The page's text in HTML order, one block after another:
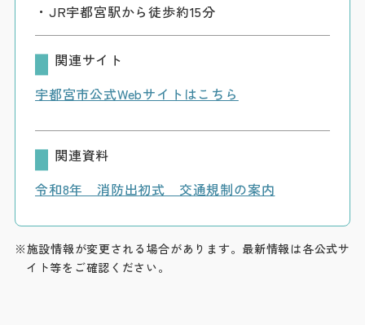
・JR宇都宮駅から徒歩約15分
関連サイト
宇都宮市公式Webサイトはこちら
関連資料
令和8年 消防出初式 交通規制の案内
※施設情報が変更される場合があります。最新情報は各公式サ
イト等をご確認ください。